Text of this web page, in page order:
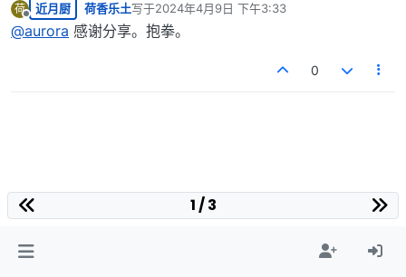
荷
离线
近月厨 荷香乐土写于2024年4月9日 下午3:33
最后由 编辑
@aurora 感谢分享。抱拳。
0
1 / 3